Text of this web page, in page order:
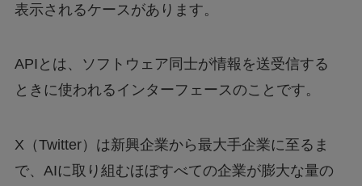
表示されるケースがあります。
APIとは、ソフトウェア同士が情報を送受信する
ときに使われるインターフェースのことです。
X（Twitter）は新興企業から最大手企業に至るま
で、AIに取り組むほぼすべての企業が膨大な量の